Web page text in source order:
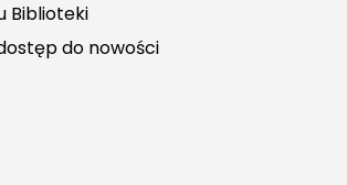
Biblioteki
do nowości